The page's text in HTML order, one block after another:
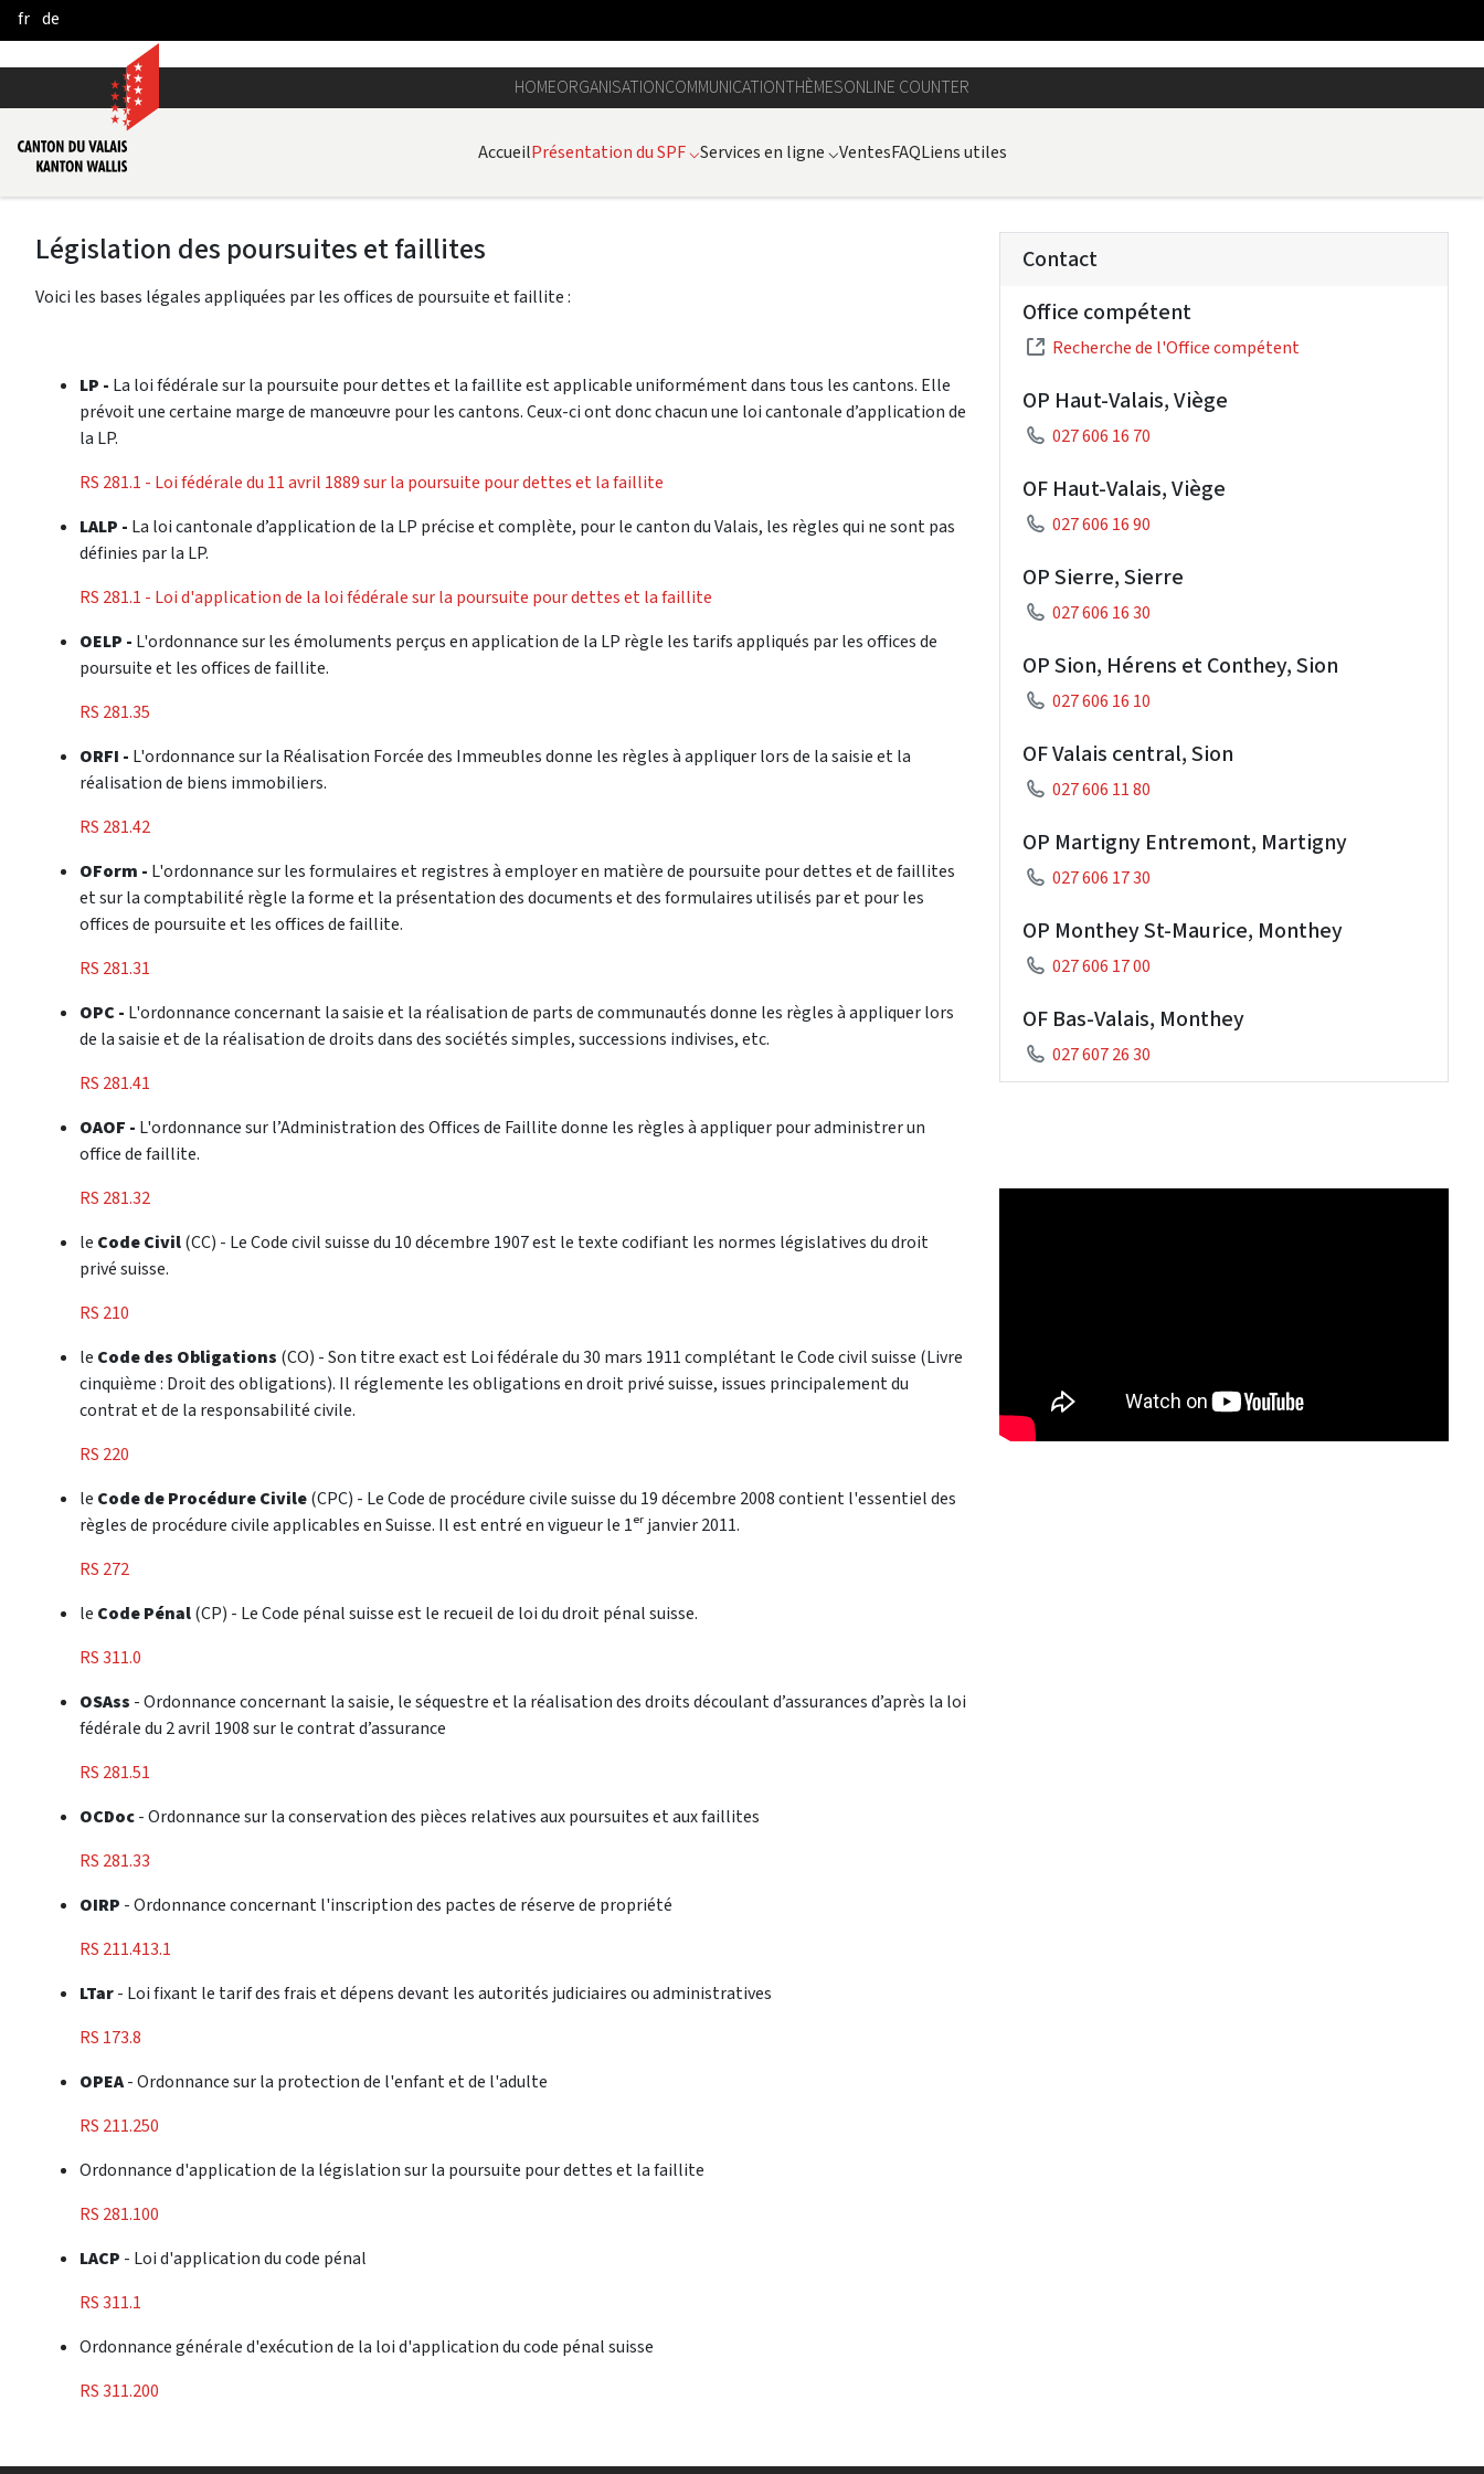
Skip to Main Content
fr de
HOMEORGANISATIONCOMMUNICATIONTHÈMESONLINE COUNTER
AccueilPrésentation du SPF⌵Services en ligne ⌵VentesFAQLiens utiles
Législation des poursuites et faillites
Voici les bases légales appliquées par les offices de poursuite et faillite :
LP - La loi fédérale sur la poursuite pour dettes et la faillite est applicable uniformément dans tous les cantons. Elle
prévoit une certaine marge de manœuvre pour les cantons. Ceux-ci ont donc chacun une loi cantonale d’application de
la LP.
RS 281.1 - Loi fédérale du 11 avril 1889 sur la poursuite pour dettes et la faillite
LALP - La loi cantonale d’application de la LP précise et complète, pour le canton du Valais, les règles qui ne sont pas
définies par la LP.
RS 281.1 - Loi d'application de la loi fédérale sur la poursuite pour dettes et la faillite
OELP - L'ordonnance sur les émoluments perçus en application de la LP règle les tarifs appliqués par les offices de
poursuite et les offices de faillite.
RS 281.35
ORFI - L'ordonnance sur la Réalisation Forcée des Immeubles donne les règles à appliquer lors de la saisie et la
réalisation de biens immobiliers.
RS 281.42
OForm - L'ordonnance sur les formulaires et registres à employer en matière de poursuite pour dettes et de faillites
et sur la comptabilité règle la forme et la présentation des documents et des formulaires utilisés par et pour les
offices de poursuite et les offices de faillite.
RS 281.31
OPC - L'ordonnance concernant la saisie et la réalisation de parts de communautés donne les règles à appliquer lors
de la saisie et de la réalisation de droits dans des sociétés simples, successions indivises, etc.
RS 281.41
OAOF - L'ordonnance sur l’Administration des Offices de Faillite donne les règles à appliquer pour administrer un
office de faillite.
RS 281.32
le Code Civil(CC) - Le Code civil suisse du 10 décembre 1907 est le texte codifiant les normes législatives du droit
privé suisse.
RS 210
le Code des Obligations (CO) - Son titre exact est Loi fédérale du 30 mars 1911 complétant le Code civil suisse (Livre
cinquième : Droit des obligations). Il réglemente les obligations en droit privé suisse, issues principalement du
contrat et de la responsabilité civile.
RS 220
le Code de Procédure Civile(CPC) - Le Code de procédure civile suisse du 19 décembre 2008 contient l'essentiel des
règles de procédure civile applicables en Suisse. Il est entré en vigueur le 1ᵉʳ janvier 2011.
RS 272
le Code Pénal(CP) - Le Code pénal suisse est le recueil de loi du droit pénal suisse.
RS 311.0
OSAss - Ordonnance concernant la saisie, le séquestre et la réalisation des droits découlant d’assurances d’après la loi
fédérale du 2 avril 1908 sur le contrat d’assurance
RS 281.51
OCDoc- Ordonnance sur la conservation des pièces relatives aux poursuites et aux faillites
RS 281.33
OIRP - Ordonnance concernant l'inscription des pactes de réserve de propriété
RS 211.413.1
LTar- Loi fixant le tarif des frais et dépens devant les autorités judiciaires ou administratives
RS 173.8
OPEA- Ordonnance sur la protection de l'enfant et de l'adulte
RS 211.250
Ordonnance d'application de la législation sur la poursuite pour dettes et la faillite
RS 281.100
LACP - Loi d'application du code pénal
RS 311.1
Ordonnance générale d'exécution de la loi d'application du code pénal suisse
RS 311.200
Contact
Office compétent
Recherche de l'Office compétent
OP Haut-Valais, Viège
027 606 16 70
OF Haut-Valais, Viège
027 606 16 90
OP Sierre, Sierre
027 606 16 30
OP Sion, Hérens et Conthey, Sion
027 606 16 10
OF Valais central, Sion
027 606 11 80
OP Martigny Entremont, Martigny
027 606 17 30
OP Monthey St-Maurice, Monthey
027 606 17 00
OF Bas-Valais, Monthey
027 607 26 30